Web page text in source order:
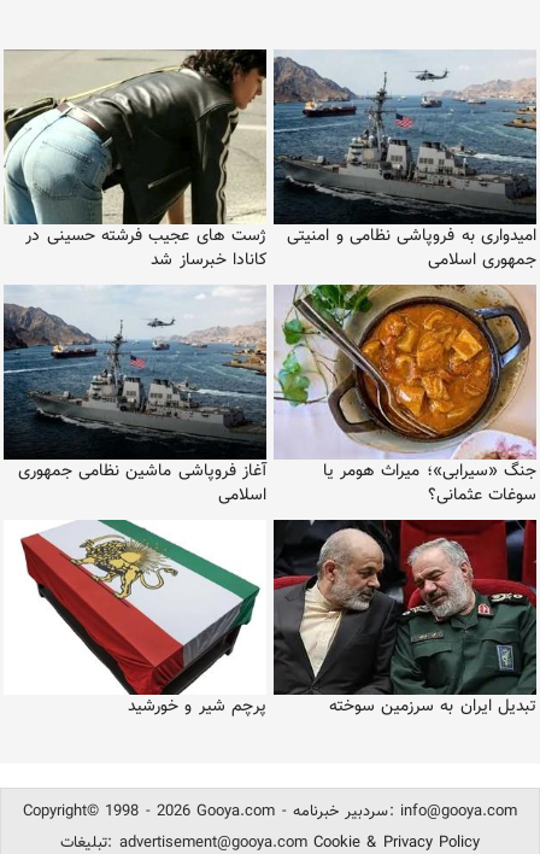
ژست های عجیب فرشته حسینی در
کانادا خبرساز شد
امیدواری به فروپاشی نظامی و امنیتی
جمهوری اسلامی
آغاز فروپاشی ماشین نظامی جمهوری
اسلامی
جنگ «سیرابی»؛ میراث هومر یا
سوغات عثمانی؟
پرچم شیر و خورشید تبدیل ایران به سرزمین سوخته
Copyright© 1998 - 2026 Gooya.com - سردبیر خبرنامه: info@gooya.com
تبلیغات: advertisement@gooya.com Cookie & Privacy Policy